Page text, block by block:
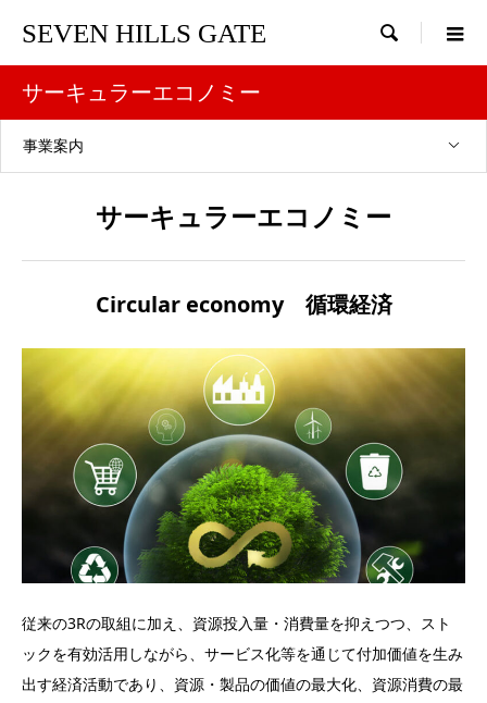
SEVEN HILLS GATE 
サーキュラーエコノミー
事業案内
サーキュラーエコノミー
Circular economy 循環経済
従来の3Rの取組に加え、資源投入量・消費量を抑えつつ、スト
ックを有効活用しながら、サービス化等を通じて付加価値を生み
出す経済活動であり、資源・製品の価値の最大化、資源消費の最